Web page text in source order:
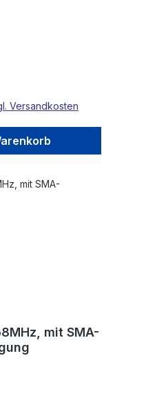
Versandkosten
mit SMA-